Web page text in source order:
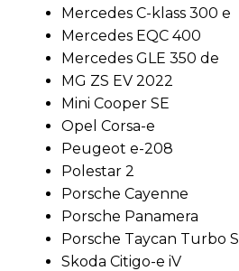
Mercedes C-klass 300 e
Mercedes EQC 400
Mercedes GLE 350 de
MG ZS EV 2022
Mini Cooper SE
Opel Corsa-e
Peugeot e-208
Polestar 2
Porsche Cayenne
Porsche Panamera
Porsche Taycan Turbo S
Skoda Citigo-e iV